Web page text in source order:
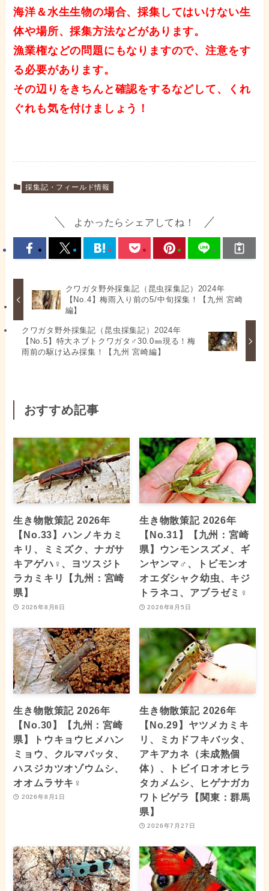
海洋＆水生生物の場合、採集してはいけない生
体や場所、採集方法などがあります。
漁業権などの問題にもなりますので、注意をす
る必要があります。
その辺りをきちんと確認をするなどして、くれ
ぐれも気を付けましょう！
採集記・フィールド情報
よかったらシェアしてね！
クワガタ野外採集記（昆虫採集記）2024年
【No.4】梅雨入り前の5/中旬採集！【九州 宮崎
編】
クワガタ野外採集記（昆虫採集記）2024年
【No.5】特大ネブトクワガタ♂30.0㎜現る！梅
雨前の駆け込み採集！【九州 宮崎編】
おすすめ記事
生き物散策記 2026年
【No.33】ハンノキカミ
キリ、ミミズク、ナガサ
キアゲハ♀、ヨツスジト
ラカミキリ【九州：宮崎
県】
2026年8月8日
生き物散策記 2026年
【No.31】【九州：宮崎
県】ウンモンスズメ、ギ
ンヤンマ♂、トビモンオ
オエダシャク幼虫、キジ
トラネコ、アブラゼミ♀
2026年8月5日
生き物散策記 2026年
【No.30】【九州：宮崎
県】トウキョウヒメハン
ミョウ、クルマバッタ、
ハスジカツオゾウムシ、
オオムラサキ♀
2026年8月1日
生き物散策記 2026年
【No.29】ヤツメカミキ
リ、ミカドフキバッタ、
アキアカネ（未成熟個
体）、トビイロオオヒラ
タカメムシ、ヒゲナガカ
ワトビゲラ【関東：群馬
県】
2026年7月27日